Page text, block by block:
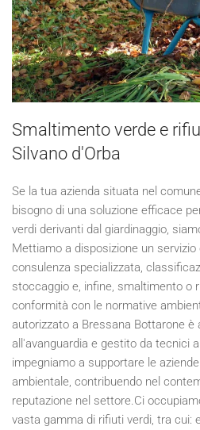
Smaltimento verde e
Silvano d'Orba
Se la tua azienda situata nel
bisogno di una soluzione efficace
verdi derivanti dal giardinaggio,
Mettiamo a disposizione un
consulenza specializzata,
stoccaggio e, infine, smaltimento o
conformità con le normative
autorizzato a Bressana Bottarone
all'avanguardia e gestito da tecnici
impegniamo a supportare le
ambientale, contribuendo nel
reputazione nel settore.Ci
vasta gamma di rifiuti verdi, tra cui: